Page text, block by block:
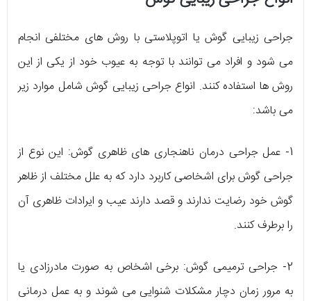
جراحی زیبایی گوش یا اتوپلاستی با روش های مختلفی انجام
می شود و افراد می توانند با توجه به عیوب خود از یکی از این
روش ها استفاده کنند. انواع جراحی زیبایی گوش شامل موارد زیر
می باشد:
1- عمل جراحی درمان ناهنجاری های ظاهری گوش: این نوع از
جراحی گوش برای اشخاصی کاربرد دارد که به علل مختلف از ظاهر
گوش خود رضایت ندارند و قصد دارند عیب و ایرادات ظاهری آن
را برطرف کنند.
2- جراحی ترمیمی گوش: برخی اشخاص به صورت مادرزادی یا
به مرور زمان دچار مشکلات شنوایی می شوند و به عمل درمانی